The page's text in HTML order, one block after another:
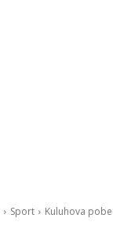
Sport Kuluhova